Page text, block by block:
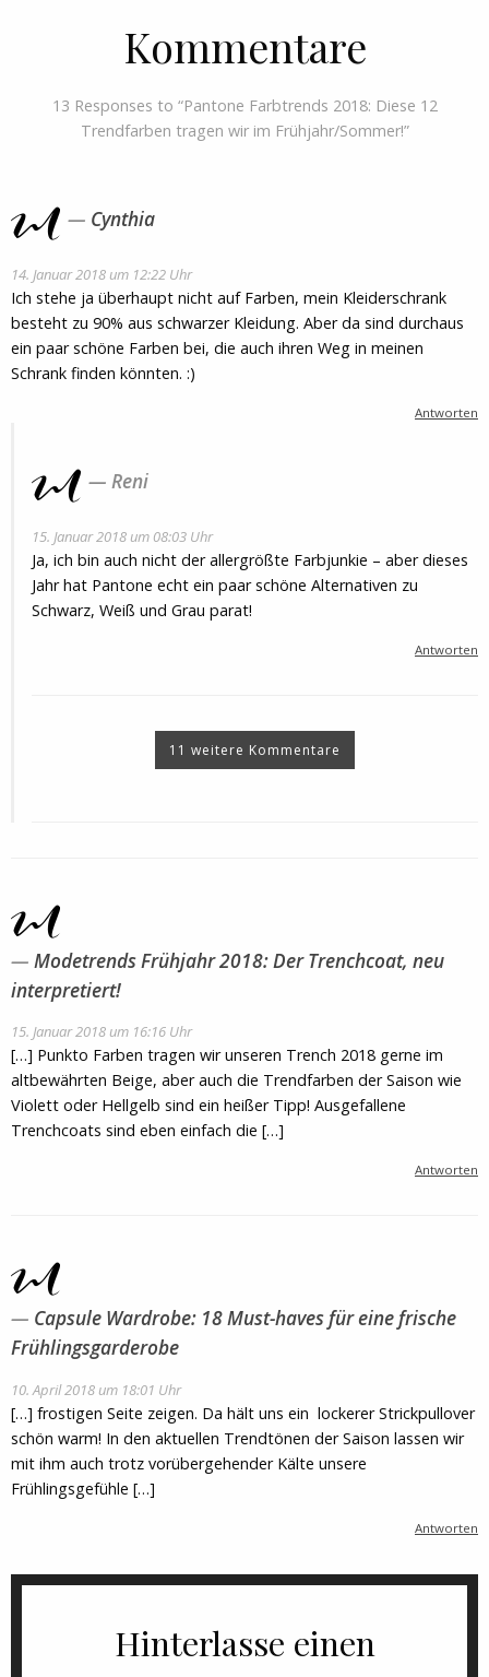
Kommentare
13 Responses to “Pantone Farbtrends 2018: Diese 12
Trendfarben tragen wir im Frühjahr/Sommer!”
Cynthia
14. Januar 2018 um 12:22 Uhr
Ich stehe ja überhaupt nicht auf Farben, mein Kleiderschrank
besteht zu 90% aus schwarzer Kleidung. Aber da sind durchaus
ein paar schöne Farben bei, die auch ihren Weg in meinen
Schrank finden könnten. :)
Antworten
Reni
15. Januar 2018 um 08:03 Uhr
Ja, ich bin auch nicht der allergrößte Farbjunkie – aber dieses
Jahr hat Pantone echt ein paar schöne Alternativen zu
Schwarz, Weiß und Grau parat!
Antworten
11 weitere Kommentare
Modetrends Frühjahr 2018: Der Trenchcoat, neu
interpretiert!
15. Januar 2018 um 16:16 Uhr
[…] Punkto Farben tragen wir unseren Trench 2018 gerne im
altbewährten Beige, aber auch die Trendfarben der Saison wie
Violett oder Hellgelb sind ein heißer Tipp! Ausgefallene
Trenchcoats sind eben einfach die […]
Antworten
Capsule Wardrobe: 18 Must-haves für eine frische
Frühlingsgarderobe
10. April 2018 um 18:01 Uhr
[…] frostigen Seite zeigen. Da hält uns ein lockerer Strickpullover
schön warm! In den aktuellen Trendtönen der Saison lassen wir
mit ihm auch trotz vorübergehender Kälte unsere
Frühlingsgefühle […]
Antworten
Hinterlasse einen